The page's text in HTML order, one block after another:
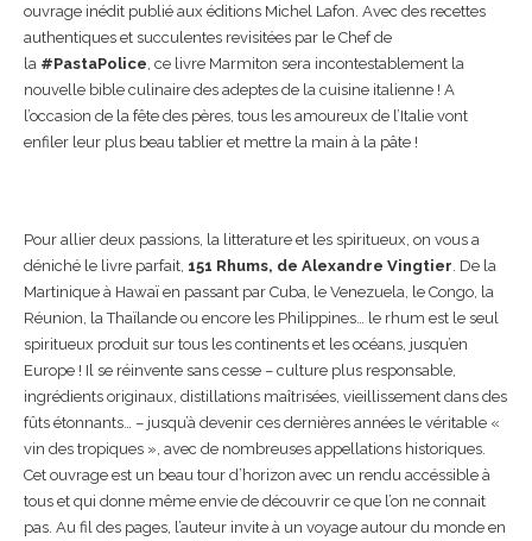
ouvrage inédit publié aux éditions Michel Lafon. Avec des recettes
authentiques et succulentes revisitées par le Chef de
la #PastaPolice , ce livre Marmiton sera incontestablement la
nouvelle bible culinaire des adeptes de la cuisine italienne ! A
l’occasion de la fête des pères, tous les amoureux de l’Italie vont
enfiler leur plus beau tablier et mettre la main à la pâte !
Pour allier deux passions, la litterature et les spiritueux, on vous a
déniché le livre parfait, 151 Rhums, de Alexandre Vingtier . De la
Martinique à Hawaï en passant par Cuba, le Venezuela, le Congo, la
Réunion, la Thaïlande ou encore les Philippines… le rhum est le seul
spiritueux produit sur tous les continents et les océans, jusqu’en
Europe ! Il se réinvente sans cesse – culture plus responsable,
ingrédients originaux, distillations maîtrisées, vieillissement dans des
fûts étonnants… – jusqu’à devenir ces dernières années le véritable «
vin des tropiques », avec de nombreuses appellations historiques.
Cet ouvrage est un beau tour d’horizon avec un rendu accéssible à
tous et qui donne même envie de découvrir ce que l’on ne connait
pas. Au fil des pages, l’auteur invite à un voyage autour du monde en